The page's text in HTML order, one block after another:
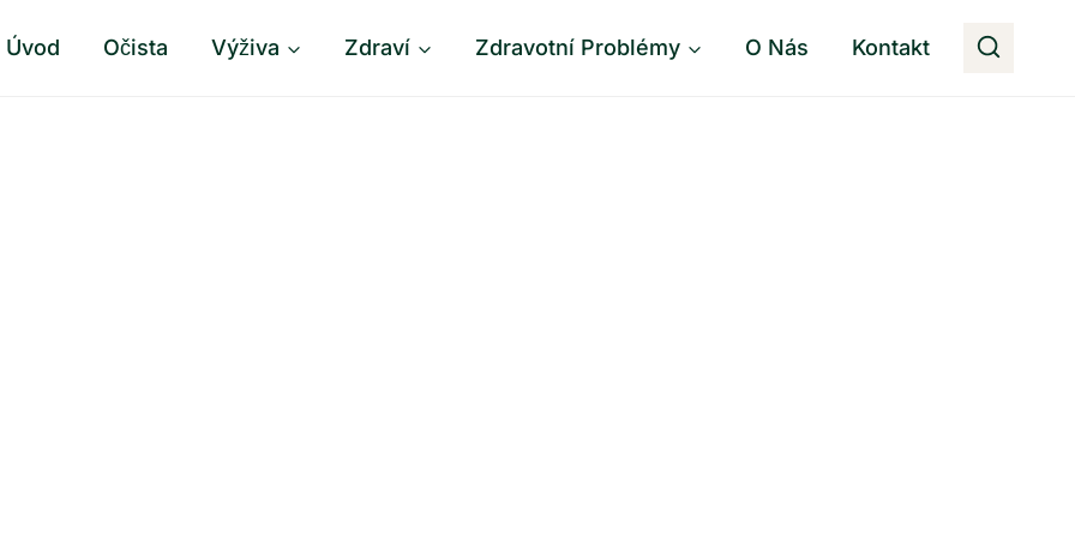
Úvod Očista Výživa Zdraví Zdravotní Problémy O Nás Kontakt